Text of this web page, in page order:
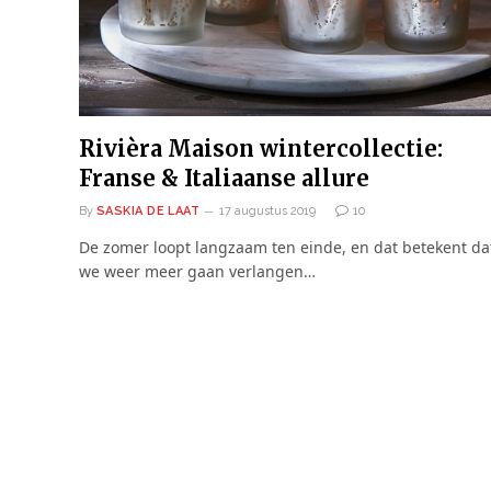
Rivièra Maison wintercollectie:
Franse & Italiaanse allure
By SASKIA DE LAAT 17 augustus 2019 10
De zomer loopt langzaam ten einde, en dat betekent
we weer meer gaan verlangen…